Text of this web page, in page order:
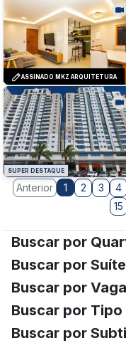
ASSINADO MKZ ARQUITETURA
SUPER DESTAQUE
Anterior 1 2 3 4
15
Buscar por
Buscar por
Buscar por
Buscar por Tipo
Buscar por